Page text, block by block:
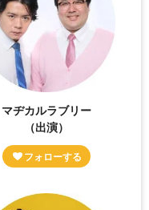
マヂカルラブリー
（出演）